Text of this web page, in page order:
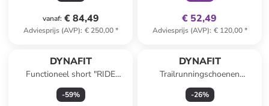
vanaf: € 84,49
Adviesprijs (AVP): € 250,00*
€ 52,49
Adviesprijs (AVP): € 120,00*
DYNAFIT
Functioneel short "RIDE
LIGHT" bordeaux
-59%
DYNAFIT
Trailrunningschoenen
"Transalper"
donkerblauw/lichtroze
-26%